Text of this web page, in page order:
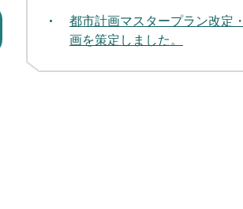
都市計画マスタープラン改定
画を策定しました。